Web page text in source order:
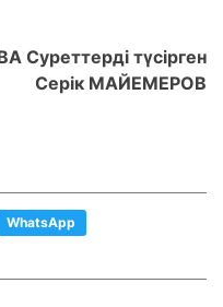
түсірген
Серік МАЙЕМЕРОВ
WhatsApp